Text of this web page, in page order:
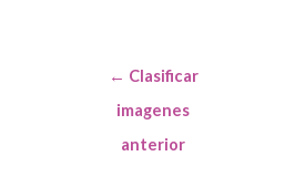
entradas
← Clasificar
imagenes
anterior